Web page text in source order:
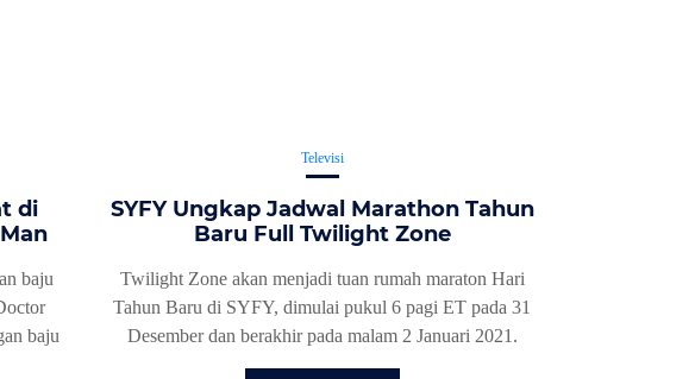
di
baju
baju
Televisi
SYFY Ungkap Jadwal Marathon Tahun
Baru Full Twilight Zone
Twilight Zone akan menjadi tuan rumah maraton Hari
Tahun Baru di SYFY, dimulai pukul 6 pagi ET pada 31
Desember dan berakhir pada malam 2 Januari 2021.